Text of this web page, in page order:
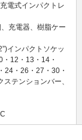
電式インパクトレ
充電器、樹脂ケー
インパクトソケッ
12・13・14・
24・26・27・30・
テンションバー、